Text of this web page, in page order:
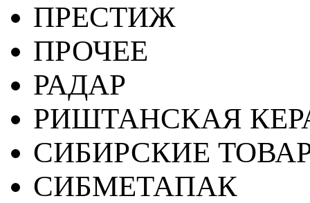
ПРЕСТИЖ
ПРОЧЕЕ
РАДАР
РИШТАНСКАЯ
СИБИРСКИЕ
СИБМЕТАПАК